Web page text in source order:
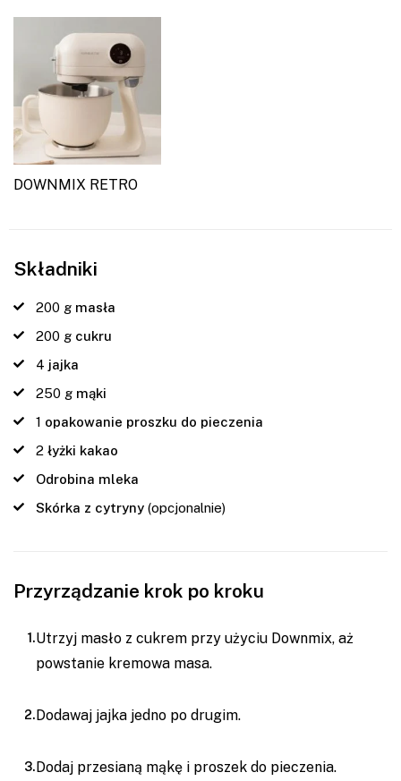
DOWNMIX RETRO
Składniki
200 g masła
200 g cukru
4 jajka
250 g mąki
1 opakowanie proszku do pieczenia
2 łyżki kakao
Odrobina mleka
Skórka z cytryny (opcjonalnie)
Przyrządzanie krok po kroku
Utrzyj masło z cukrem przy użyciu Downmix, aż
powstanie kremowa masa.
Dodawaj jajka jedno po drugim.
Dodaj przesianą mąkę i proszek do pieczenia.